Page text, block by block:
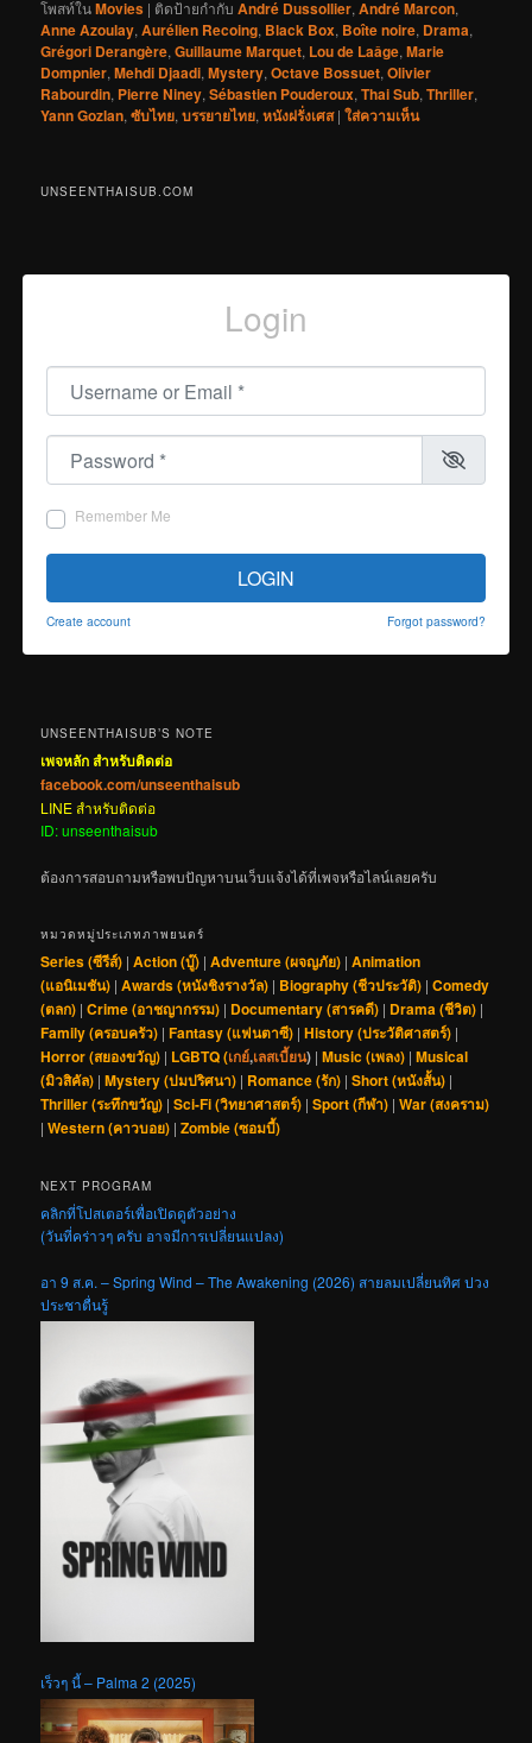
โพสท์ในMovies | ติดป้ายกำกับ André Dussollier,André Marcon,
Anne Azoulay,Aurélien Recoing, Black Box, Boîte noire, Drama,
Grégori Derangère,Guillaume Marquet, Lou de Laâge,Marie
Dompnier,Mehdi Djaadi,Mystery,Octave Bossuet,Olivier
Rabourdin, Pierre Niney,Sébastien Pouderoux,Thai Sub,Thriller,
Yann Gozlan,ซับไทย,บรรยายไทย,หนังฝรั่งเศส |ใส่ความเห็น
UNSEENTHAISUB.COM
Login
Username or Email
Password
Remember Me
LOGIN
Create account Forgot password?
UNSEENTHAISUB’S NOTE
เพจหลัก สำหรับติดต่อ
facebook.com/unseenthaisub
LINE สำหรับติดต่อ
ID: unseenthaisub
ต้องการสอบถามหรือพบปัญหาบนเว็บแจ้งได้ที่เพจหรือไลน์เลยครับ
หมวดหมู่ประเภทภาพยนตร์
Series (ซีรีส์) |Action (บู๊) |Adventure (ผจญภัย) |Animation
(แอนิเมชัน) |Awards (หนังชิงรางวัล) | Biography (ชีวประวัติ) |Comedy
(ตลก) |Crime (อาชญากรรม) | Documentary (สารคดี) | Drama (ชีวิต) |
Family (ครอบครัว) |Fantasy (แฟนตาซี) |History (ประวัติศาสตร์) |
Horror (สยองขวัญ) | LGBTQ (เกย์,เลสเบี้ยน) |Music (เพลง) |Musical
(มิวสิคัล) |Mystery (ปมปริศนา) | Romance (รัก) |Short (หนังสั้น) |
Thriller (ระทึกขวัญ) |Sci-Fi (วิทยาศาสตร์) |Sport (กีฬา) |War (สงคราม)
|Western (คาวบอย) |Zombie (ซอมบี้)
NEXT PROGRAM
คลิกที่โปสเตอร์เพื่อเปิดดูตัวอย่าง
(วันที่คร่าวๆ ครับ อาจมีการเปลี่ยนแปลง)
อา 9 ส.ค. – Spring Wind – The Awakening (2026) สายลมเปลี่ยนทิศ ปวง
ประชาตื่นรู้
เร็วๆ นี้ – Palma 2 (2025)